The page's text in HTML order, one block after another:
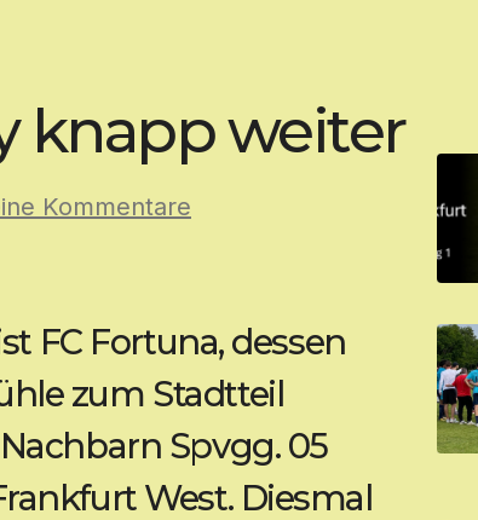
knapp weiter
Kommentare
FC Fortuna, dessen
zum Stadtteil
Spvgg. 05
West. Diesmal